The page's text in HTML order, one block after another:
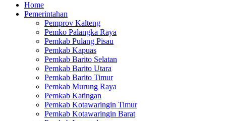
Home
Pemerintahan
Pemprov Kalteng
Pemko Palangka Raya
Pemkab Pulang Pisau
Pemkab Kapuas
Pemkab Barito Selatan
Pemkab Barito Utara
Pemkab Barito Timur
Pemkab Murung Raya
Pemkab Katingan
Pemkab Kotawaringin Timur
Pemkab Kotawaringin Barat